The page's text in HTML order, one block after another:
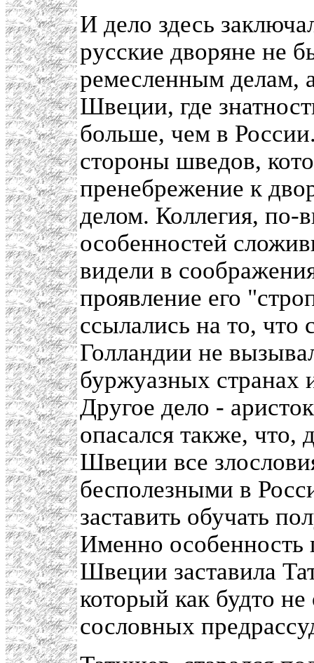
И дело здесь
русские дворяне не
ремесленным делам,
Швеции, где
больше, чем в
стороны шведов,
пренебрежение к
делом. Коллегия, по-
особенностей
видели в
проявление его
ссылались на то, что
Голландии не
буржуазных странах
Другое дело -
опасался также, что,
Швеции все
бесполезными в
заставить обучать
Именно особенность
Швеции заставила
который как будто
сословных